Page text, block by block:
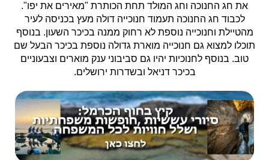
את חג החנוכה וחג המולד תחת הכותרת "מאירים את יפו".
לכבוד חג החנוכה תעמוד חנוכייה דולה מעץ בכניסה לעיר
מהטיילת וחנוכייה נוספת לא רחוק ממנה בכיכר השעון. בנוסף
תוכלו למצוא גם חנוכייה מוארת גדולה נוספת בכיכר הבעל שם
טוב. בנוסף לחנוכיות יהיו גם סביבוני ענק מוארים וצבעוניים
בכיכר דניאל ובשדרות ירושלים.